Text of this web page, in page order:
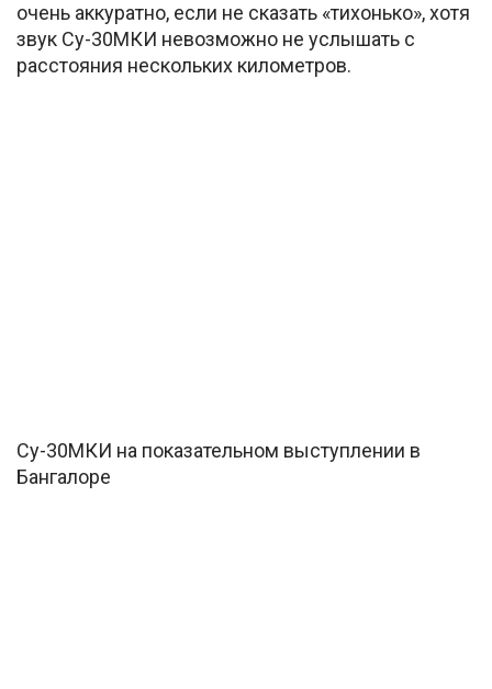
очень аккуратно, если не сказать «тихонько», хотя
звук Су-30МКИ невозможно не услышать с
расстояния нескольких километров.
Су-30МКИ на показательном выступлении в
Бангалоре